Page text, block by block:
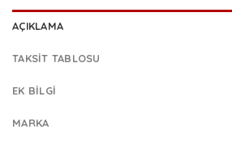
AÇIKLAMA
TAKSIT TABLOSU
EK BILGI
MARKA